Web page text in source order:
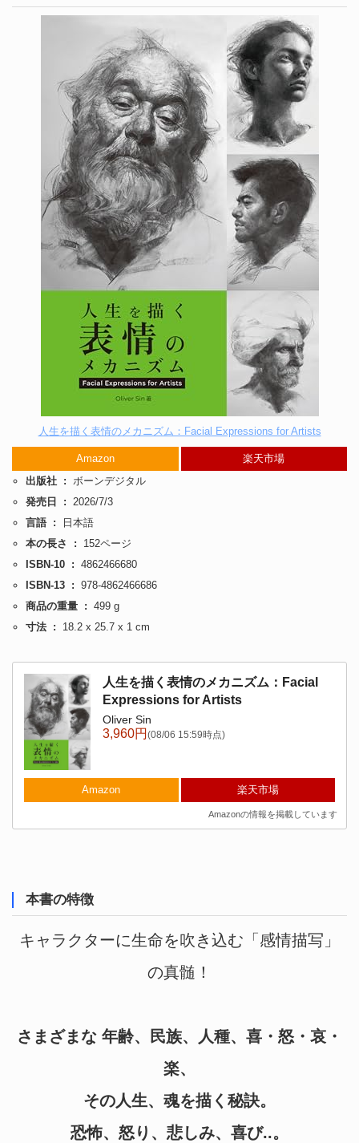
人生を描く表情のメカニズム：Facial Expressions for Artists
Amazon
楽天市場
出版社 ‏ : ‎ ボーンデジタル
発売日 ‏ : ‎ 2026/7/3
言語 ‏ : ‎
日本語
本の長さ ‏ : ‎ 152ページ
ISBN-10 ‏ : ‎ 4862466680
ISBN-13 ‏ : ‎ 978-4862466686
商品の重量 ‏ : ‎ 499 g
寸法 ‏ : ‎ 18.2 x 25.7 x 1 cm
人生を描く表情のメカニズム：Facial
Expressions for Artists
Oliver Sin
3,960円(08/06 15:59時点)
Amazon 楽天市場
Amazonの情報を掲載しています
本書の特徴
キャラクターに生命を吹き込む「感情描写」
の真髄！
さまざまな 年齢、民族、人種、喜・怒・哀・
楽、
その人生、魂を描く秘訣。
恐怖、怒り、悲しみ、喜び..。